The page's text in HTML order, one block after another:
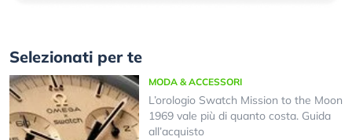
Selezionati per te
MODA & ACCESSORI
L’orologio Swatch Mission to the Moon
1969 vale più di quanto costa. Guida
all’acquisto